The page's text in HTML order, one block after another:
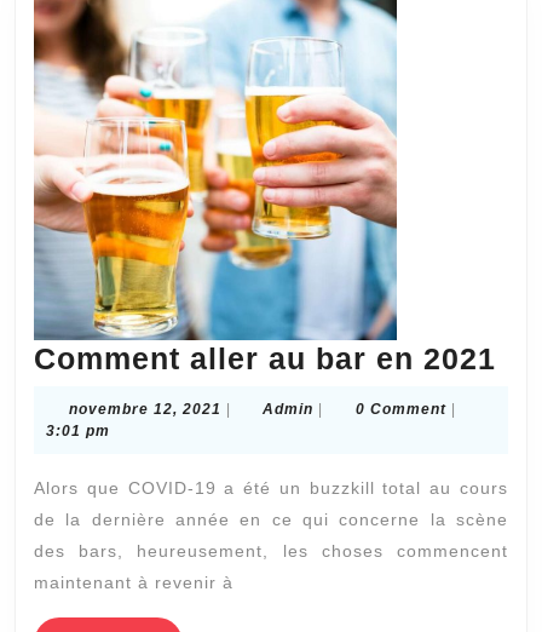
Comment aller au bar en 2021
en
novembre 12, 2021 novembre
Admin Admin0 Comment
3:01 pm
Alors que COVID-19 a été un buzzkill total au cours
de la dernière année en ce qui concerne la scène
des bars, heureusement, les choses commencent
maintenant à revenir à